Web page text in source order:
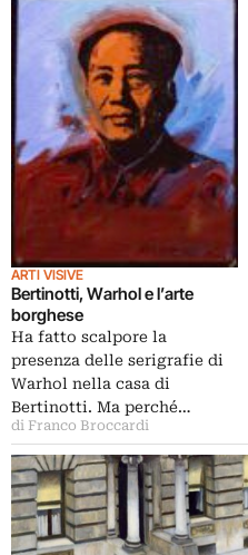
ARTI VISIVE
Bertinotti, Warhol e l’arte
borghese
Ha fatto scalpore la
presenza delle serigrafie di
Warhol nella casa di
Bertinotti. Ma perché…
di Franco Broccardi